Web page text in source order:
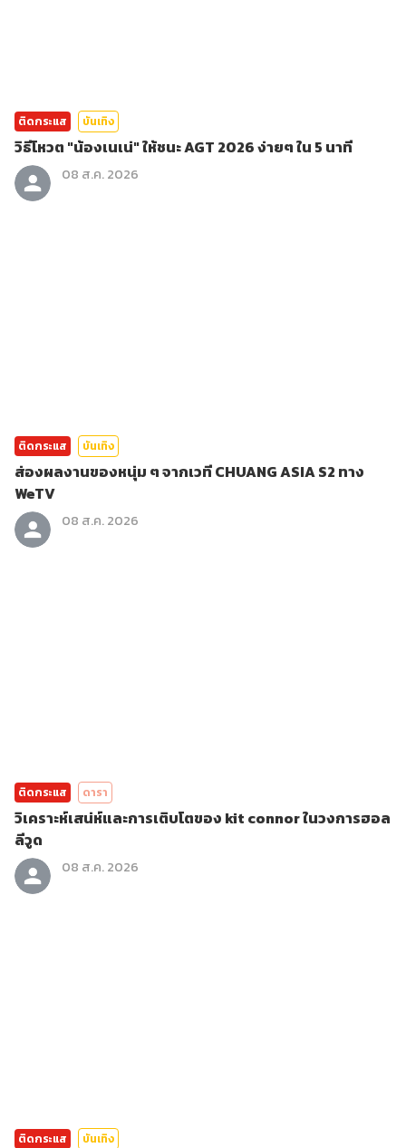
ติดกระแส บันเทิง
วิธีโหวต "น้องเนเน่" ให้ชนะ AGT 2026 ง่ายๆ ใน 5 นาที
08 ส.ค. 2026
ติดกระแส บันเทิง
ส่องผลงานของหนุ่ม ๆ จากเวที CHUANG ASIA S2 ทาง
WeTV
08 ส.ค. 2026
ติดกระแส ดารา
วิเคราะห์เสน่ห์และการเติบโตของ kit connor ในวงการฮอล
ลีวูด
08 ส.ค. 2026
ติดกระแส บันเทิง